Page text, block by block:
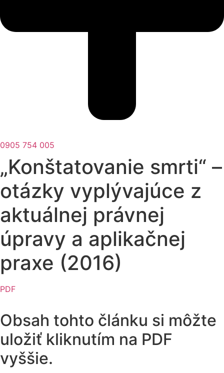
0905 754 005
„Konštatovanie smrti“ –
otázky vyplývajúce z
aktuálnej právnej
úpravy a aplikačnej
praxe (2016)
PDF
Obsah tohto článku si môžte
uložiť kliknutím na PDF
vyššie.